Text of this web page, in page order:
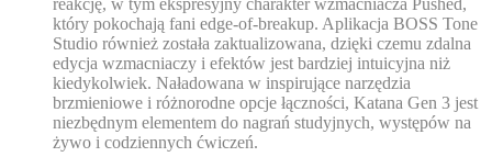
który pokochają fani edge-of-breakup. Aplikacja BOSS Tone
Studio również została zaktualizowana, dzięki czemu zdalna
edycja wzmacniaczy i efektów jest bardziej intuicyjna niż
kiedykolwiek. Naładowana w inspirujące narzędzia
brzmieniowe i różnorodne opcje łączności, Katana Gen 3 jest
niezbędnym elementem do nagrań studyjnych, występów na
żywo i codziennych ćwiczeń.